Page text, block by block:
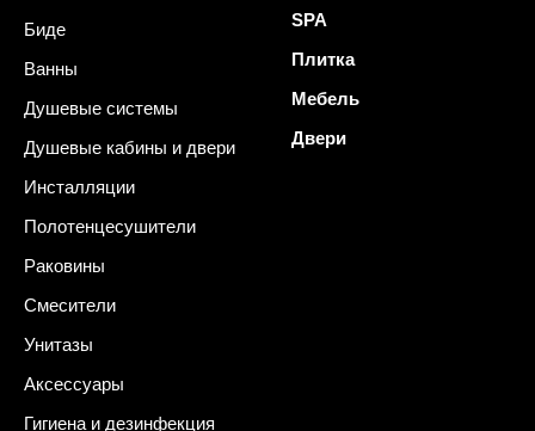
Биде
Ванны
Душевые системы
Душевые кабины и двери
Инсталляции
Полотенцесушители
Раковины
Смесители
Унитазы
Аксессуары
Гигиена и дезинфекция
SPA
Плитка
Мебель
Двери